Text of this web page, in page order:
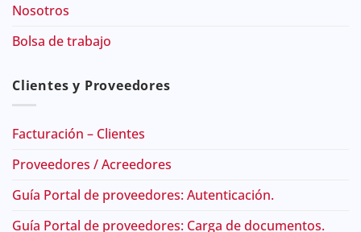
Nosotros
Bolsa de trabajo
Clientes y Proveedores
Facturación – Clientes
Proveedores / Acreedores
Guía Portal de proveedores: Autenticación.
Guía Portal de proveedores: Carga de documentos.